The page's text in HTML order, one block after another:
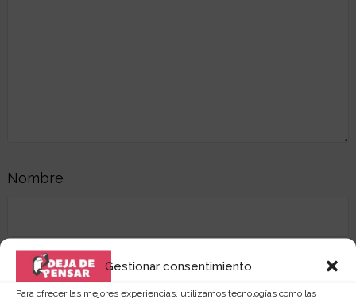
Gestionar consentimiento
Para ofrecer las mejores experiencias, utilizamos tecnologías como las
Nombre
Correo electrónico